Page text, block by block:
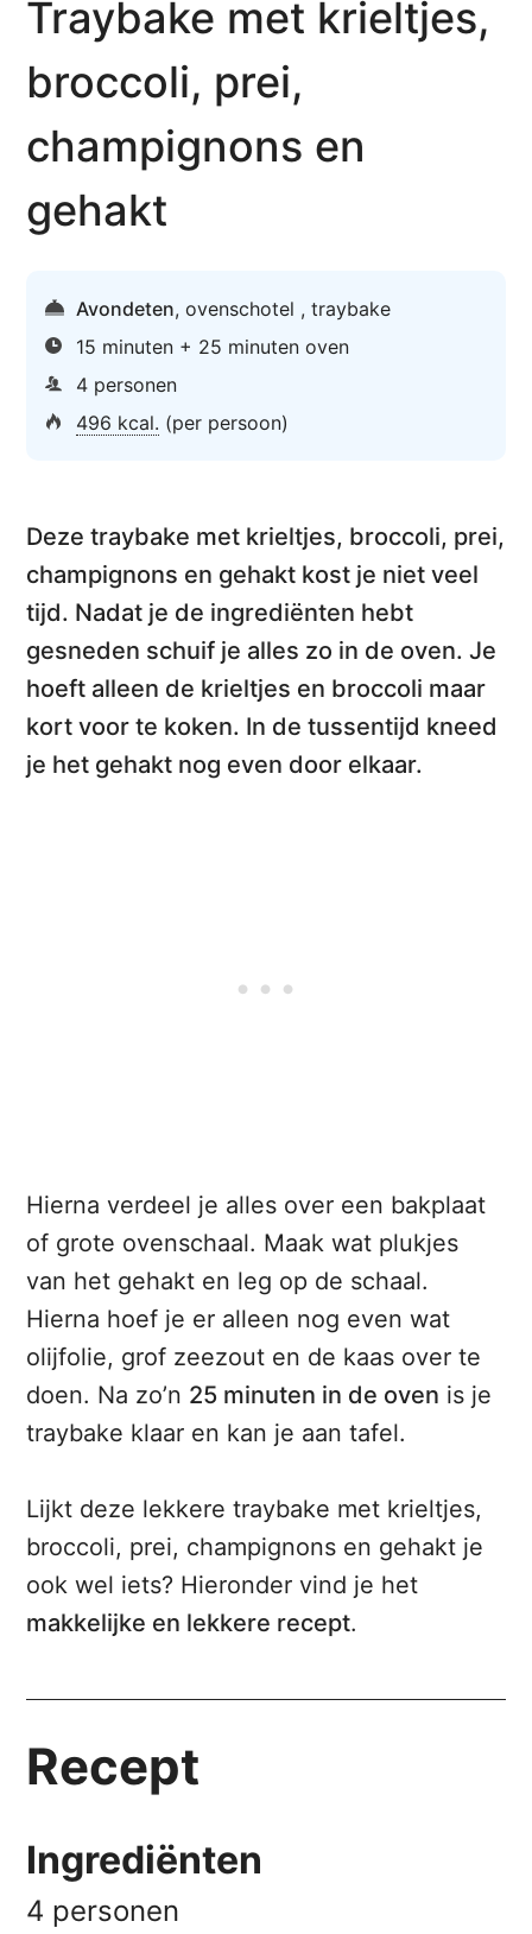
Traybake met krieltjes,
broccoli, prei,
champignons en
gehakt
Avondeten,ovenschotel ,traybake
15 minuten + 25 minuten oven
4 personen
496 kcal. (per persoon)
Dezetraybake met krieltjes, broccoli, prei,
champignons en gehakt kost je niet veel
tijd. Nadat je de ingrediënten hebt
gesneden schuif je alles zo in de oven. Je
hoeft alleen de krieltjes en broccoli maar
kort voor te koken. In de tussentijd kneed
je het gehakt nog even door elkaar.
Hierna verdeel je alles over een bakplaat
of grote ovenschaal. Maak wat plukjes
van het gehakt en leg op de schaal.
Hierna hoef je er alleen nog even wat
olijfolie, grof zeezout en de kaas over te
doen. Na zo’n 25 minuten in de oven is je
traybake klaar en kan je aan tafel.
Lijkt deze lekkere traybake met krieltjes,
broccoli, prei, champignons en gehakt je
ook wel iets? Hieronder vind je het
makkelijke en lekkere recept.
Recept
Ingrediënten
4 personen